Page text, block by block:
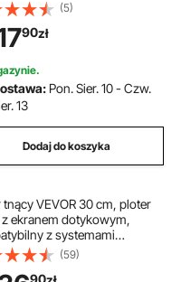
(5)
90zł
Pon. Sier. 10 - Czw.
13
Dodaj do koszyka
tnący VEVOR 30 cm, ploter
ekranem dotykowym,
z systemami
Android/iOS, ploter
rękodzieła, kartek i
(59)
90